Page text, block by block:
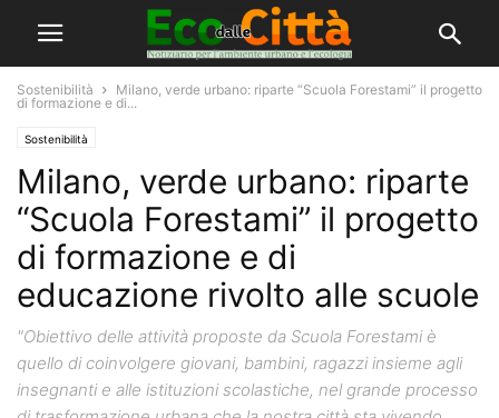
Sostenibilità
Milano, verde urbano: riparte “Scuola Forestami” il progetto
di formazione e di...
Sostenibilità
Milano, verde urbano: riparte
“Scuola Forestami” il progetto
di formazione e di
educazione rivolto alle scuole
"Obiettivo delle attività proposte da Scuola Forestami è
quello di coinvolgere giovani, bambini, ragazzi insieme agli
insegnanti e alle istituzioni scolastiche, nel grande processo